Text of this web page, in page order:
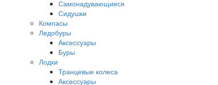
Самонадувающиеся
Сидушки
Компасы
Ледобуры
Аксессуары
Буры
Лодки
Транцевые колеса
Аксессуары